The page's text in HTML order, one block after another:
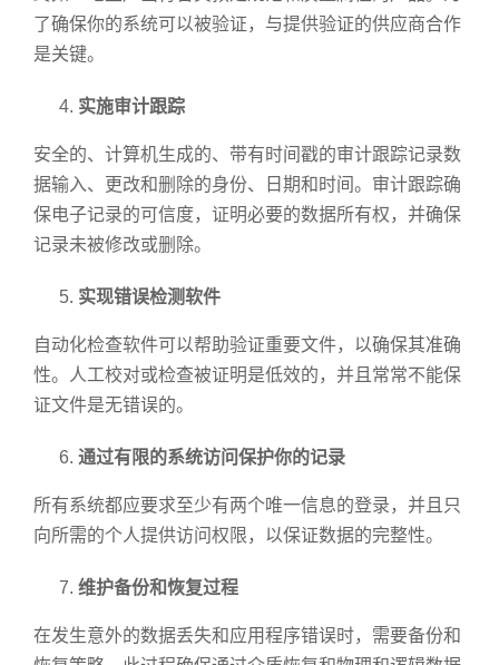
了确保你的系统可以被验证，与提供验证的供应商合作
是关键。
实施审计跟踪
安全的、计算机生成的、带有时间戳的审计跟踪记录数
据输入、更改和删除的身份、日期和时间。审计跟踪确
保电子记录的可信度，证明必要的数据所有权，并确保
记录未被修改或删除。
实现错误检测软件
自动化检查软件可以帮助验证重要文件，以确保其准确
性。人工校对或检查被证明是低效的，并且常常不能保
证文件是无错误的。
通过有限的系统访问保护你的记录
所有系统都应要求至少有两个唯一信息的登录，并且只
向所需的个人提供访问权限，以保证数据的完整性。
维护备份和恢复过程
在发生意外的数据丢失和应用程序错误时，需要备份和